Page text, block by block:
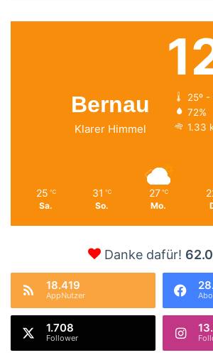
Bernau
Klarer Himmel
25º -
72%
1.33
25 ℃
Sa.
31 ℃
So.
27 ℃
Mo.
Danke dafür!
18.419
AppNutzer
1.708
Follower